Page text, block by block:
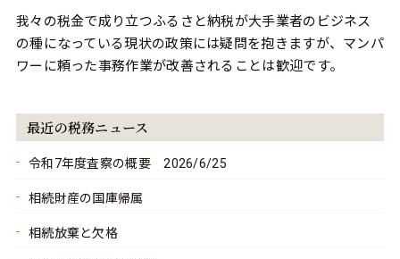
我々の税金で成り立つふるさと納税が大手業者のビジネス
の種になっている現状の政策には疑問を抱きますが、マンパ
ワーに頼った事務作業が改善されることは歓迎です。
最近の税務ニュース
令和7年度査察の概要 2026/6/25
相続財産の国庫帰属
相続放棄と欠格